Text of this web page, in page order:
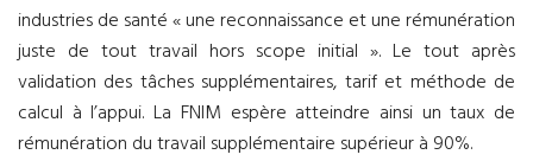
industries de santé « une reconnaissance et une rémunération
juste de tout travail hors scope initial ». Le tout après
validation des tâches supplémentaires, tarif et méthode de
calcul à l’appui. La FNIM espère atteindre ainsi un taux de
rémunération du travail supplémentaire supérieur à 90%.